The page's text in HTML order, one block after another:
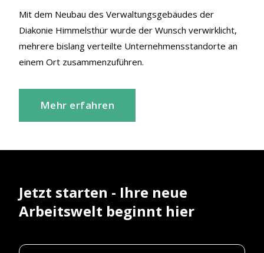
Mit dem Neubau des Verwaltungsgebäudes der
Diakonie Himmelsthür wurde der Wunsch verwirklicht,
mehrere bislang verteilte Unternehmensstandorte an
einem Ort zusammenzuführen.
Mehr erfahren
Jetzt starten - Ihre neue
Arbeitswelt beginnt hier